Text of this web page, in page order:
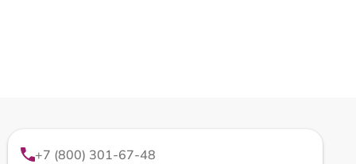
+7 (800) 301-67-48